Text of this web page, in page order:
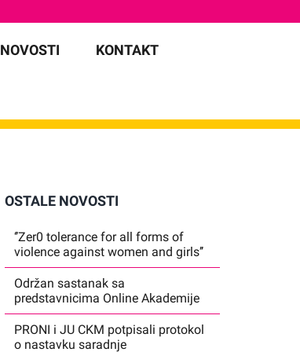
NOVOSTI KONTAKT
OSTALE NOVOSTI
‘’Zer0 tolerance for all forms of
violence against women and girls’’
Održan sastanak sa
predstavnicima Online Akademije
PRONI i JU CKM potpisali protokol
o nastavku saradnje